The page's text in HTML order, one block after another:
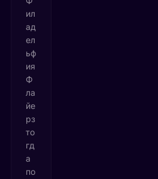
ил
ад
ел
ьф
ия
Ф
ла
йе
рз
то
гд
а
по